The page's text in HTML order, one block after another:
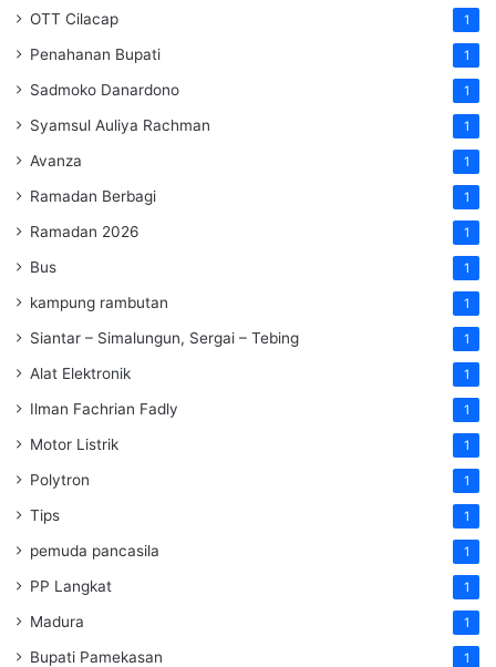
OTT Cilacap 1
Penahanan Bupati 1
Sadmoko Danardono 1
Syamsul Auliya Rachman 1
Avanza 1
Ramadan Berbagi 1
Ramadan 2026 1
Bus 1
kampung rambutan 1
Siantar – Simalungun, Sergai – Tebing 1
Alat Elektronik 1
Ilman Fachrian Fadly 1
Motor Listrik 1
Polytron 1
Tips 1
pemuda pancasila 1
PP Langkat 1
Madura 1
Bupati Pamekasan 1